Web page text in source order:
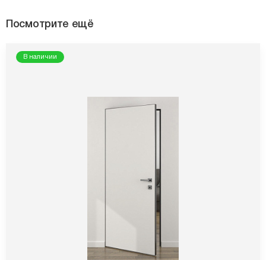
Посмотрите ещё
В наличии